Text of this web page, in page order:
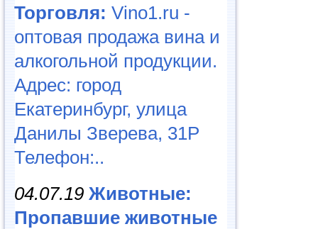
Торговля: Vino1.ru -
оптовая продажа вина и
алкогольной продукции.
Адрес: город
Екатеринбург, улица
Данилы Зверева, 31Р
Телефон:..
04.07.19 Животные:
Пропавшие животные